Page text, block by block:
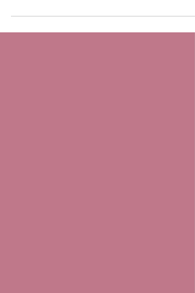
são em vão.